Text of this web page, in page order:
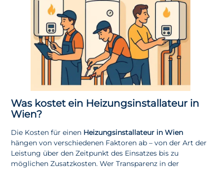
Was kostet ein Heizungsinstallateur in
Wien?
Die Kosten für einen Heizungsinstallateur in Wien
hängen von verschiedenen Faktoren ab – von der Art der
Leistung über den Zeitpunkt des Einsatzes bis zu
möglichen Zusatzkosten. Wer Transparenz in der